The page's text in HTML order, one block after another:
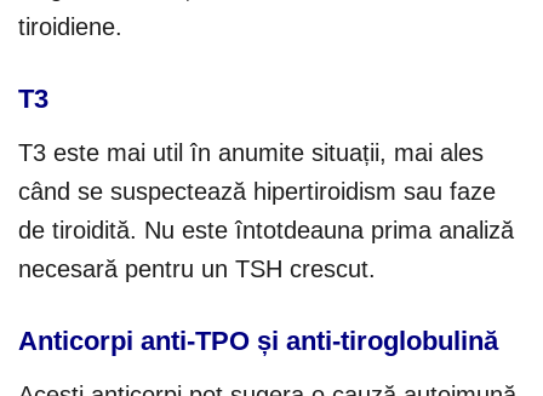
tiroidiene.
T3
T3 este mai util în anumite situații, mai ales
când se suspectează hipertiroidism sau faze
de tiroidită. Nu este întotdeauna prima analiză
necesară pentru un TSH crescut.
Anticorpi anti-TPO și anti-tiroglobulină